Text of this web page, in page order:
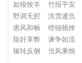
如狼牧羊
竹报平安
野调无腔
洗雪逋负
惠风和畅
铿镪顿挫
除奸革弊
谏争如流
辗转反侧
当风秉烛